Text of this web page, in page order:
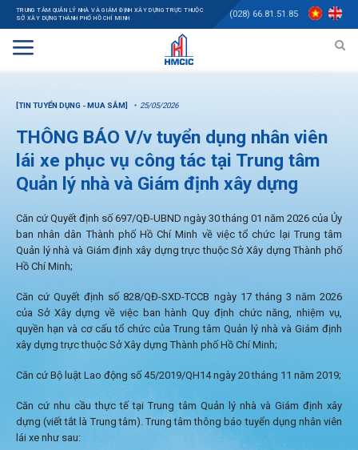
TRUNG TÂM QUẢN LÝ NHÀ VÀ GIÁM ĐỊNH XÂY DỰNG TRỰC THUỘC
SỞ XÂY DỰNG THÀNH PHỐ HỒ CHÍ MINH
(028) 66.81.51.85
[TIN TUYỂN DỤNG - MUA SẮM] 25/05/2026
THÔNG BÁO V/v tuyển dụng nhân viên
lái xe phục vụ công tác tại Trung tâm
Quản lý nhà và Giám định xây dựng
Căn cứ Quyết định số 697/QĐ-UBND ngày 30 tháng 01 năm 2026 của Ủy
ban nhân dân Thành phố Hồ Chí Minh về việc tổ chức lại Trung tâm
Quản lý nhà và Giám định xây dựng trực thuộc Sở Xây dựng Thành phố
Hồ Chí Minh;
Căn cứ Quyết định số 828/QĐ-SXD-TCCB ngày 17 tháng 3 năm 2026
của Sở Xây dựng về việc ban hành Quy định chức năng, nhiệm vụ,
quyền hạn và cơ cấu tổ chức của Trung tâm Quản lý nhà và Giám định
xây dựng trực thuộc Sở Xây dựng Thành phố Hồ Chí Minh;
Căn cứ Bộ luật Lao động số 45/2019/QH14 ngày 20 tháng 11 năm 2019;
Căn cứ nhu cầu thực tế tại Trung tâm Quản lý nhà và Giám định xây
dựng (viết tắt là Trung tâm). Trung tâm thông báo tuyển dụng nhân viên
lái xe như sau: